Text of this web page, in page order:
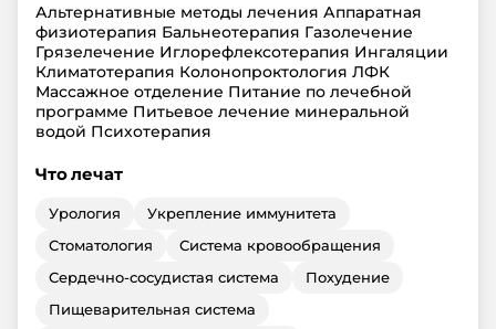
Альтернативные методы лечения Аппаратная
физиотерапия Бальнеотерапия Газолечение
Грязелечение Иглорефлексотерапия Ингаляции
Климатотерапия Колонопроктология ЛФК
Массажное отделение Питание по лечебной
программе Питьевое лечение минеральной
водой Психотерапия
Что лечат
Урология
Укрепление иммунитета
Стоматология
Система кровообращения
Сердечно-сосудистая система
Похудение
Пищеварительная система